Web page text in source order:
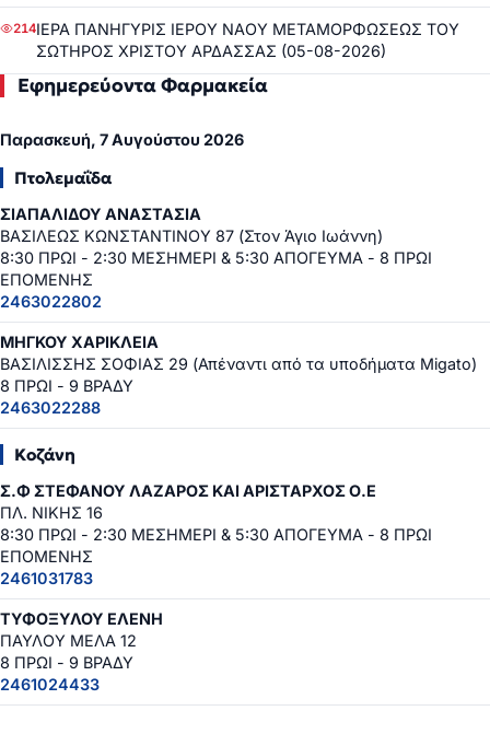
214ΙΕΡΑ ΠΑΝΗΓΥΡΙΣ ΙΕΡΟΥ ΝΑΟΥ ΜΕΤΑΜΟΡΦΩΣΕΩΣ ΤΟΥ
ΣΩΤΗΡΟΣ ΧΡΙΣΤΟΥ ΑΡΔΑΣΣΑΣ (05-08-2026)
Εφημερεύοντα Φαρμακεία
Παρασκευή, 7 Αυγούστου 2026
Πτολεμαΐδα
ΣΙΑΠΑΛΙΔΟΥ ΑΝΑΣΤΑΣΙΑ
ΒΑΣΙΛΕΩΣ ΚΩΝΣΤΑΝΤΙΝΟΥ 87 (Στον Άγιο Ιωάννη)
8:30 ΠΡΩΙ - 2:30 ΜΕΣΗΜΕΡΙ & 5:30 ΑΠΟΓΕΥΜΑ - 8 ΠΡΩΙ
ΕΠΟΜΕΝΗΣ
2463022802
ΜΗΓΚΟΥ ΧΑΡΙΚΛΕΙΑ
ΒΑΣΙΛΙΣΣΗΣ ΣΟΦΙΑΣ 29 (Απέναντι από τα υποδήματα Migato)
8 ΠΡΩΙ - 9 ΒΡΑΔΥ
2463022288
Κοζάνη
Σ.Φ ΣΤΕΦΑΝΟΥ ΛΑΖΑΡΟΣ ΚΑΙ ΑΡΙΣΤΑΡΧΟΣ Ο.Ε
ΠΛ. ΝΙΚΗΣ 16
8:30 ΠΡΩΙ - 2:30 ΜΕΣΗΜΕΡΙ & 5:30 ΑΠΟΓΕΥΜΑ - 8 ΠΡΩΙ
ΕΠΟΜΕΝΗΣ
2461031783
ΤΥΦΟΞΥΛΟΥ ΕΛΕΝΗ
ΠΑΥΛΟΥ ΜΕΛΑ 12
8 ΠΡΩΙ - 9 ΒΡΑΔΥ
2461024433